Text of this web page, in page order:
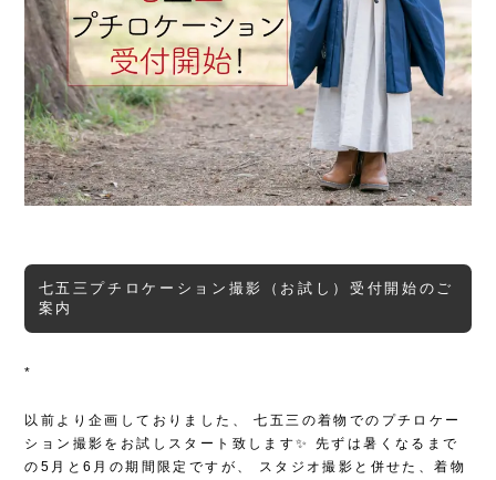
七五三プチロケーション撮影（お試し）受付開始のご
案内
*
以前より企画しておりました、
七五三の着物でのプチロケー
ション撮影をお試しスタート致します✨
先ずは暑くなるまで
の5月と6月の期間限定ですが、
スタジオ撮影と併せた、着物